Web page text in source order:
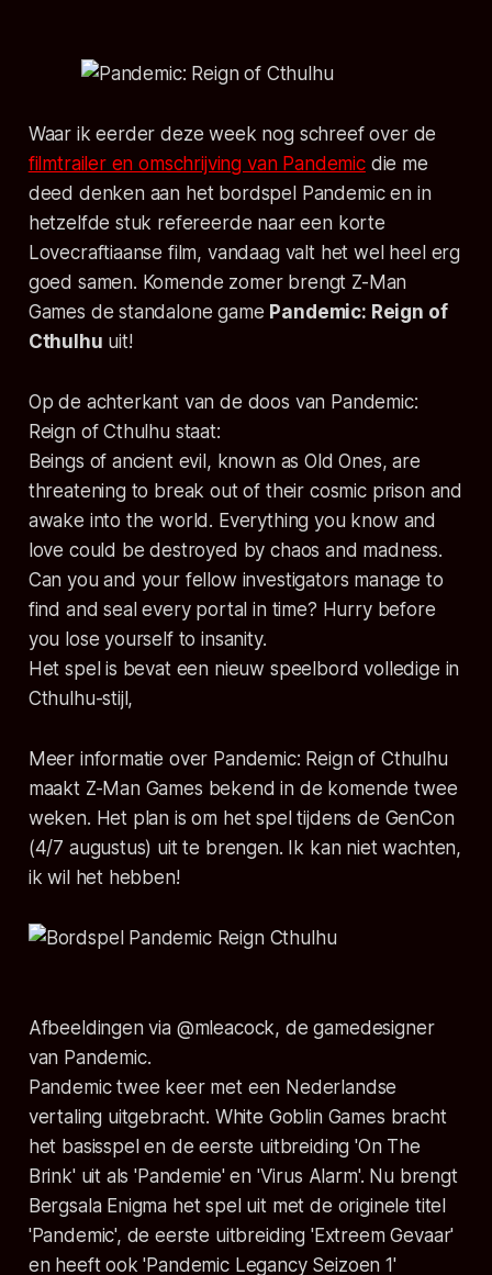
Waar ik eerder deze week nog schreef over de
filmtrailer en omschrijving van Pandemicdie me
deed denken aan het bordspel Pandemic en in
hetzelfde stuk refereerde naar een korte
Lovecraftiaanse film, vandaag valt het wel heel erg
goed samen. Komende zomer brengt Z-Man
Games de standalone game Pandemic: Reign of
Cthulhu uit!
Op de achterkant van de doos van Pandemic:
Reign of Cthulhu staat:
Beings of ancient evil, known as Old Ones, are
threatening to break out of their cosmic prison and
awake into the world. Everything you know and
love could be destroyed by chaos and madness.
Can you and your fellow investigators manage to
find and seal every portal in time? Hurry before
you lose yourself to insanity.
Het spel is bevat een nieuw speelbord volledige in
Cthulhu-stijl,
Meer informatie over Pandemic: Reign of Cthulhu
maakt Z-Man Games bekend in de komende twee
weken. Het plan is om het spel tijdens de GenCon
(4/7 augustus) uit te brengen. Ik kan niet wachten,
ik wil het hebben!
Afbeeldingen via @mleacock, de gamedesigner
van Pandemic.
Pandemic twee keer met een Nederlandse
vertaling uitgebracht. White Goblin Games bracht
het basisspel en de eerste uitbreiding 'On The
Brink' uit als 'Pandemie' en 'Virus Alarm'. Nu brengt
Bergsala Enigma het spel uit met de originele titel
'Pandemic', de eerste uitbreiding 'Extreem Gevaar'
en heeft ook 'Pandemic Legancy Seizoen 1'